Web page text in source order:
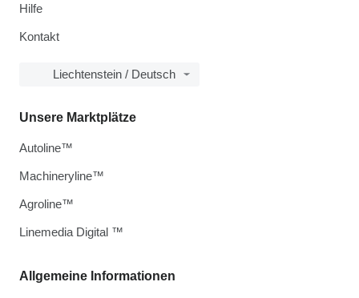
Hilfe
Kontakt
Liechtenstein / Deutsch
Allgemeine Informationen
Unsere Marktplätze
Autoline™
Machineryline™
Agroline™
Linemedia Digital ™